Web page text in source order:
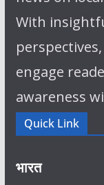
With
engage
awareness
Quick Link
भारत